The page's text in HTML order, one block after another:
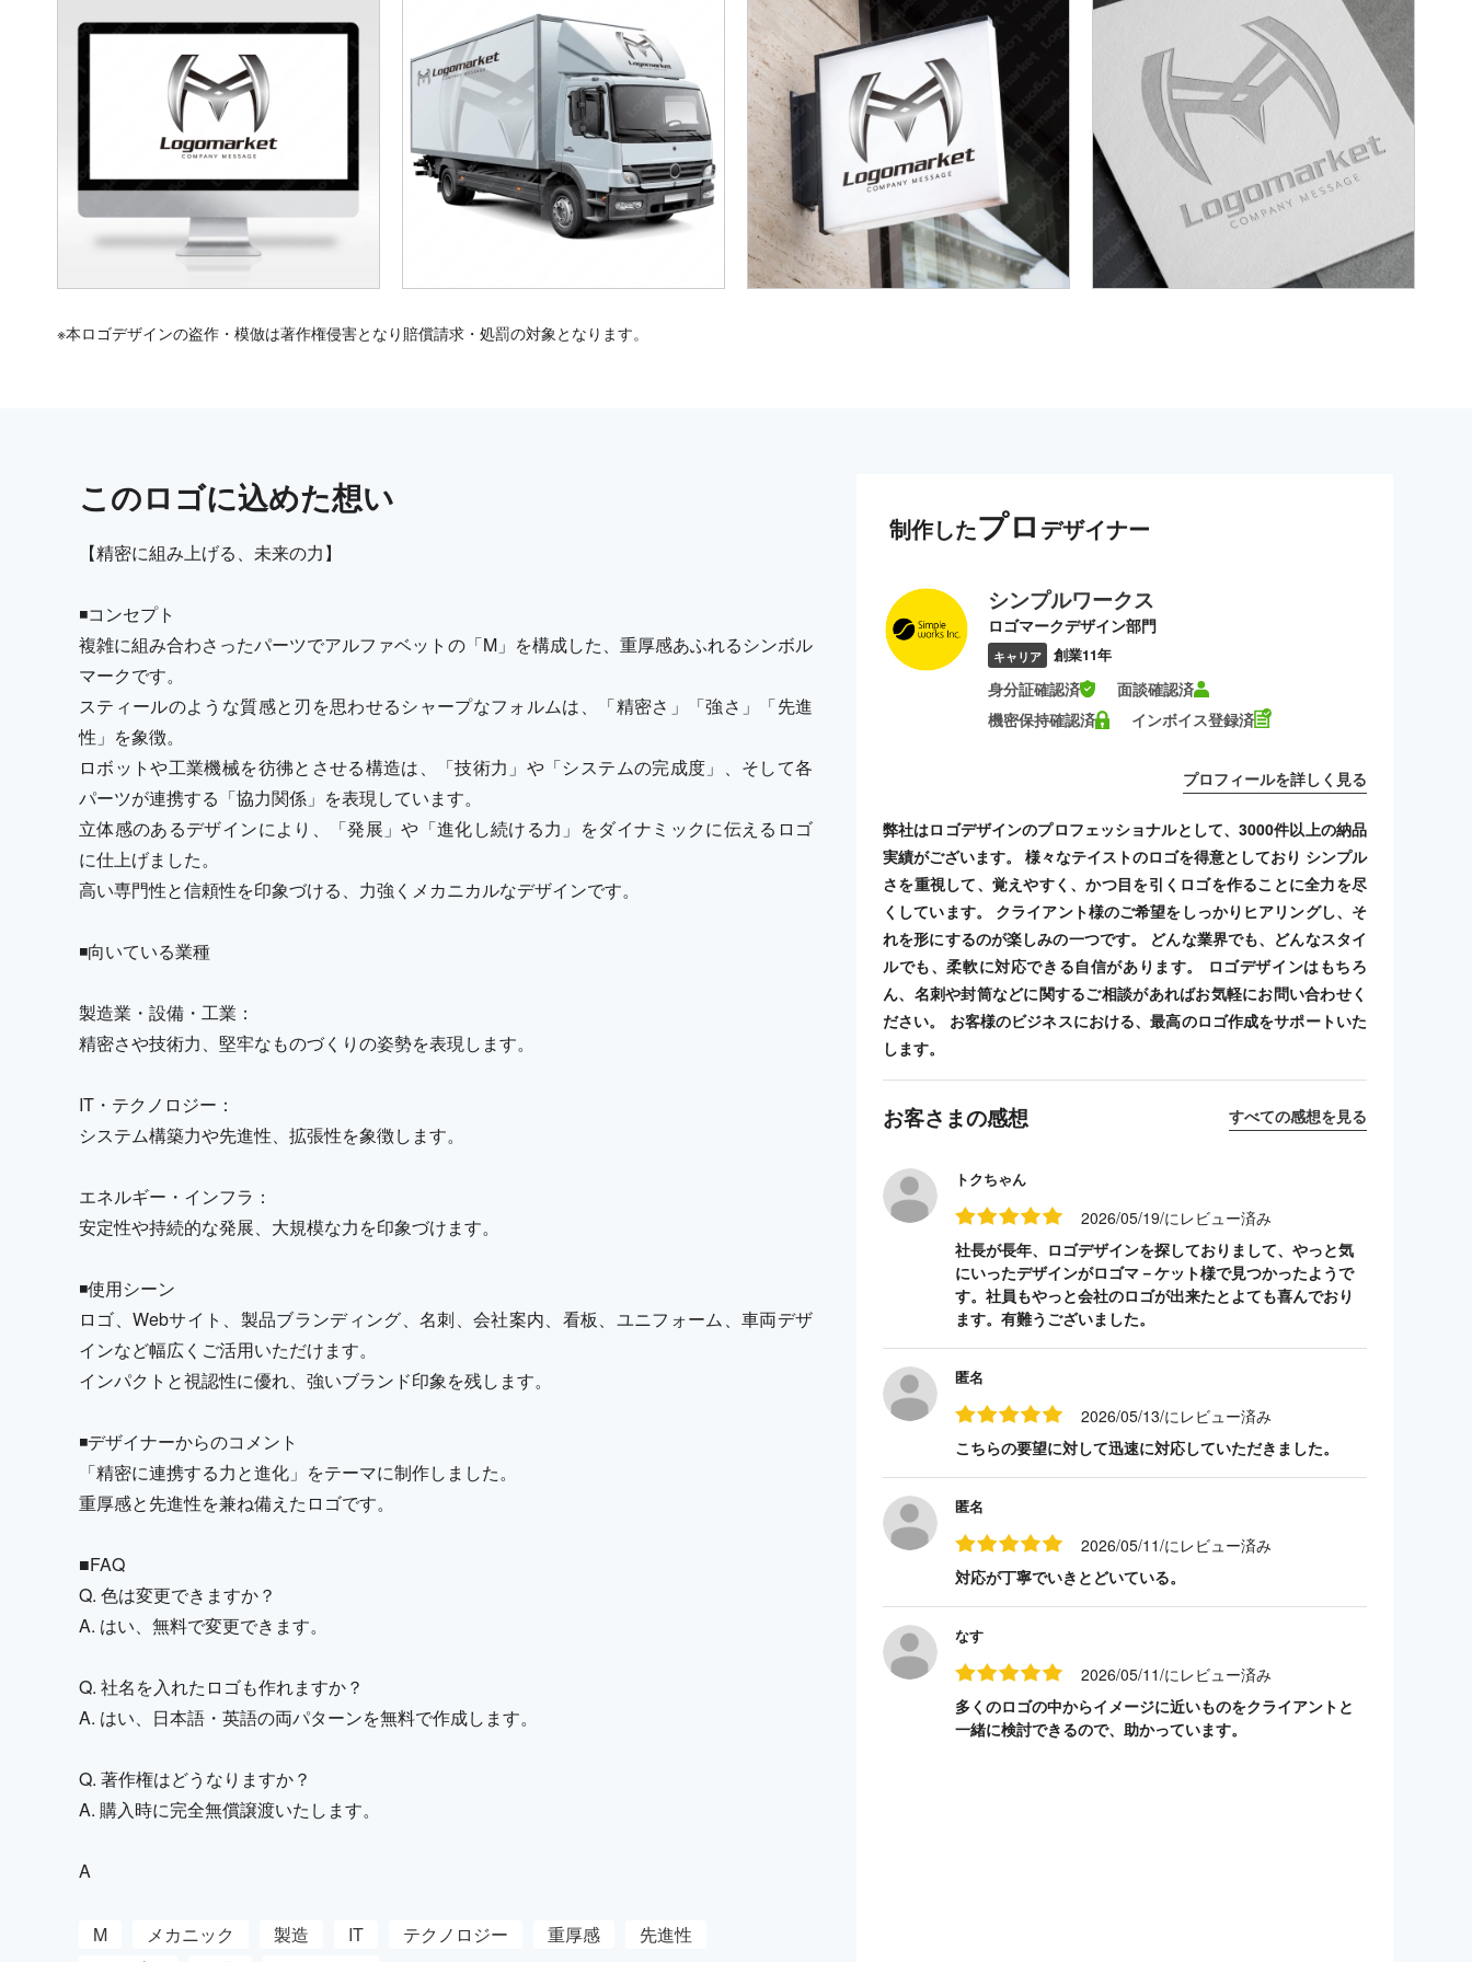
※本ロゴデザインの盗作・模倣は著作権侵害となり賠償請求・処罰の対象となります。
このロゴに込めた想い
【精密に組み上げる、未来の力】
◾️コンセプト
複雑に組み合わさったパーツでアルファベットの「M」を構成した、重厚感あふれるシンボル
マークです。
スティールのような質感と刃を思わせるシャープなフォルムは、「精密さ」「強さ」「先進
性」を象徴。
ロボットや工業機械を彷彿とさせる構造は、「技術力」や「システムの完成度」、そして各
パーツが連携する「協力関係」を表現しています。
立体感のあるデザインにより、「発展」や「進化し続ける力」をダイナミックに伝えるロゴ
に仕上げました。
高い専門性と信頼性を印象づける、力強くメカニカルなデザインです。
◾️向いている業種
製造業・設備・工業：
精密さや技術力、堅牢なものづくりの姿勢を表現します。
IT・テクノロジー：
システム構築力や先進性、拡張性を象徴します。
エネルギー・インフラ：
安定性や持続的な発展、大規模な力を印象づけます。
◾️使用シーン
ロゴ、Webサイト、製品ブランディング、名刺、会社案内、看板、ユニフォーム、車両デザ
インなど幅広くご活用いただけます。
インパクトと視認性に優れ、強いブランド印象を残します。
◾️デザイナーからのコメント
「精密に連携する力と進化」をテーマに制作しました。
重厚感と先進性を兼ね備えたロゴです。
■FAQ
Q. 色は変更できますか？
A. はい、無料で変更できます。
Q. 社名を入れたロゴも作れますか？
A. はい、日本語・英語の両パターンを無料で作成します。
Q. 著作権はどうなりますか？
A. 購入時に完全無償譲渡いたします。
A
M メカニック 製造 IT テクノロジー 重厚感
先進性
制作したプロ デザイナー
シンプルワークス
ロゴマークデザイン部門
キャリア 創業11年
身分証確認済
面談確認済
機密保持確認済
インボイス登録済
プロフィールを詳しく見る
弊社はロゴデザインのプロフェッショナルとして、3000件以上の納品
実績がございます。 様々なテイストのロゴを得意としており シンプル
さを重視して、覚えやすく、かつ目を引くロゴを作ることに全力を尽
くしています。 クライアント様のご希望をしっかりヒアリングし、そ
れを形にするのが楽しみの一つです。 どんな業界でも、どんなスタイ
ルでも、柔軟に対応できる自信があります。 ロゴデザインはもちろ
ん、名刺や封筒などに関するご相談があればお気軽にお問い合わせく
ださい。 お客様のビジネスにおける、最高のロゴ作成をサポートいた
します。
お客さまの感想 すべての感想を見る
トクちゃん
2026/05/19/にレビュー済み
社長が長年、ロゴデザインを探しておりまして、やっと気
にいったデザインがロゴマ－ケット様で見つかったようで
す。社員もやっと会社のロゴが出来たとよても喜んでおり
ます。有難うございました。
匿名
2026/05/13/にレビュー済み
こちらの要望に対して迅速に対応していただきました。
匿名
2026/05/11/にレビュー済み
対応が丁寧でいきとどいている。
なす
2026/05/11/にレビュー済み
多くのロゴの中からイメージに近いものをクライアントと
一緒に検討できるので、助かっています。